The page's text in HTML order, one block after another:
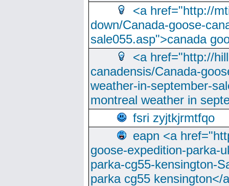
<a href="http://
down/Canada-goose-
sale055.asp">canada
<a href="http://
canadensis/Canada-
weather-in-september-
montreal weather in
fsri zyjtkjrmtfqo
eapn <a
goose-expedition-parka-
parka-cg55-kensington-
parka cg55 kensington</